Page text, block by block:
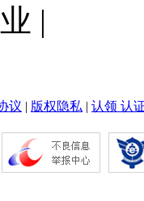
|
议 | 版权隐私 | 认领 认